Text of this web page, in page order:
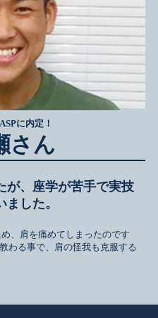
に内定！
さん
が、座学が苦手で実技
した。
、肩を痛めてしまったのです
わる事で、肩の怪我も克服する